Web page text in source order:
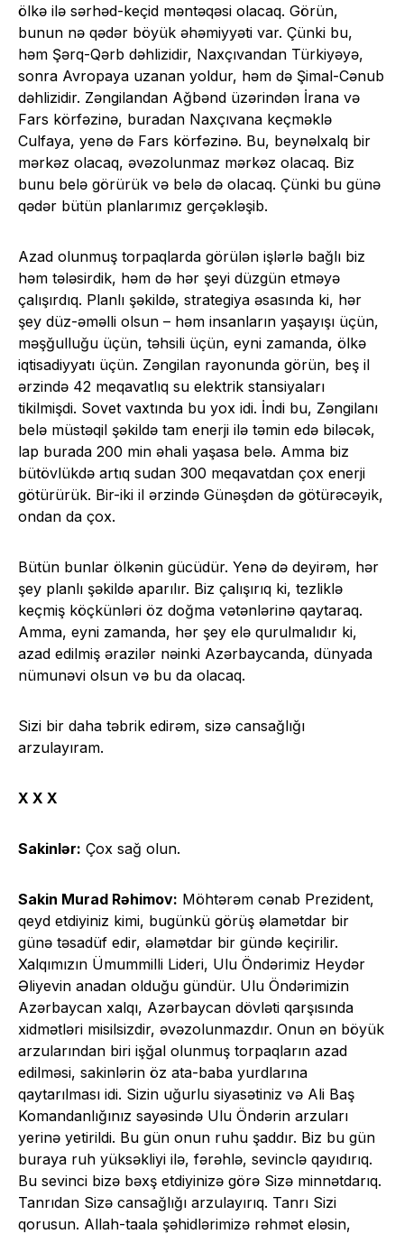
ölkə ilə sərhəd-keçid məntəqəsi olacaq. Görün,
bunun nə qədər böyük əhəmiyyəti var. Çünki bu,
həm Şərq-Qərb dəhlizidir, Naxçıvandan Türkiyəyə,
sonra Avropaya uzanan yoldur, həm də Şimal-Cənub
dəhlizidir. Zəngilandan Ağbənd üzərindən İrana və
Fars körfəzinə, buradan Naxçıvana keçməklə
Culfaya, yenə də Fars körfəzinə. Bu, beynəlxalq bir
mərkəz olacaq, əvəzolunmaz mərkəz olacaq. Biz
bunu belə görürük və belə də olacaq. Çünki bu günə
qədər bütün planlarımız gerçəkləşib.
Azad olunmuş torpaqlarda görülən işlərlə bağlı biz
həm tələsirdik, həm də hər şeyi düzgün etməyə
çalışırdıq. Planlı şəkildə, strategiya əsasında ki, hər
şey düz-əməlli olsun – həm insanların yaşayışı üçün,
məşğulluğu üçün, təhsili üçün, eyni zamanda, ölkə
iqtisadiyyatı üçün. Zəngilan rayonunda görün, beş il
ərzində 42 meqavatlıq su elektrik stansiyaları
tikilmişdi. Sovet vaxtında bu yox idi. İndi bu, Zəngilanı
belə müstəqil şəkildə tam enerji ilə təmin edə biləcək,
lap burada 200 min əhali yaşasa belə. Amma biz
bütövlükdə artıq sudan 300 meqavatdan çox enerji
götürürük. Bir-iki il ərzində Günəşdən də götürəcəyik,
ondan da çox.
Bütün bunlar ölkənin gücüdür. Yenə də deyirəm, hər
şey planlı şəkildə aparılır. Biz çalışırıq ki, tezliklə
keçmiş köçkünləri öz doğma vətənlərinə qaytaraq.
Amma, eyni zamanda, hər şey elə qurulmalıdır ki,
azad edilmiş ərazilər nəinki Azərbaycanda, dünyada
nümunəvi olsun və bu da olacaq.
Sizi bir daha təbrik edirəm, sizə cansağlığı
arzulayıram.
X X X
Sakinlər: Çox sağ olun.
Sakin Murad Rəhimov: Möhtərəm cənab Prezident,
qeyd etdiyiniz kimi, bugünkü görüş əlamətdar bir
günə təsadüf edir, əlamətdar bir gündə keçirilir.
Xalqımızın Ümummilli Lideri, Ulu Öndərimiz Heydər
Əliyevin anadan olduğu gündür. Ulu Öndərimizin
Azərbaycan xalqı, Azərbaycan dövləti qarşısında
xidmətləri misilsizdir, əvəzolunmazdır. Onun ən böyük
arzularından biri işğal olunmuş torpaqların azad
edilməsi, sakinlərin öz ata-baba yurdlarına
qaytarılması idi. Sizin uğurlu siyasətiniz və Ali Baş
Komandanlığınız sayəsində Ulu Öndərin arzuları
yerinə yetirildi. Bu gün onun ruhu şaddır. Biz bu gün
buraya ruh yüksəkliyi ilə, fərəhlə, sevinclə qayıdırıq.
Bu sevinci bizə bəxş etdiyinizə görə Sizə minnətdarıq.
Tanrıdan Sizə cansağlığı arzulayırıq. Tanrı Sizi
qorusun. Allah-taala şəhidlərimizə rəhmət eləsin,